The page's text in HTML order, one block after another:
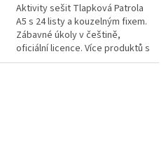
5
hvězdiček.
Aktivity sešit Tlapková Patrola
A5 s 24 listy a kouzelným fixem.
Zábavné úkoly v češtině,
oficiální licence. Více produktů s
motivem 👉 TLAPKOVÉ